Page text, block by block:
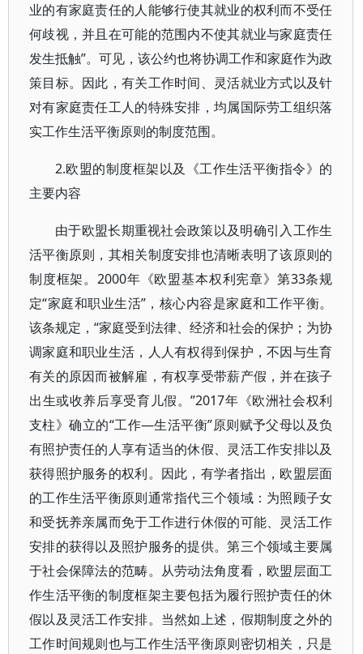
业的有家庭责任的人能够行使其就业的权利而不受任
何歧视，并且在可能的范围内不使其就业与家庭责任
发生抵触”。可见，该公约也将协调工作和家庭作为政
策目标。因此，有关工作时间、灵活就业方式以及针
对有家庭责任工人的特殊安排，均属国际劳工组织落
实工作生活平衡原则的制度范围。
2.欧盟的制度框架以及《工作生活平衡指令》的
主要内容
由于欧盟长期重视社会政策以及明确引入工作生
活平衡原则，其相关制度安排也清晰表明了该原则的
制度框架。2000年《欧盟基本权利宪章》第33条规
定“家庭和职业生活”，核心内容是家庭和工作平衡。
该条规定，“家庭受到法律、经济和社会的保护；为协
调家庭和职业生活，人人有权得到保护，不因与生育
有关的原因而被解雇，有权享受带薪产假，并在孩子
出生或收养后享受育儿假。”2017年《欧洲社会权利
支柱》确立的“工作—生活平衡”原则赋予父母以及负
有照护责任的人享有适当的休假、灵活工作安排以及
获得照护服务的权利。因此，有学者指出，欧盟层面
的工作生活平衡原则通常指代三个领域：为照顾子女
和受抚养亲属而免于工作进行休假的可能、灵活工作
安排的获得以及照护服务的提供。第三个领域主要属
于社会保障法的范畴。从劳动法角度看，欧盟层面工
作生活平衡的制度框架主要包括为履行照护责任的休
假以及灵活工作安排。当然如上述，假期制度之外的
工作时间规则也与工作生活平衡原则密切相关，只是